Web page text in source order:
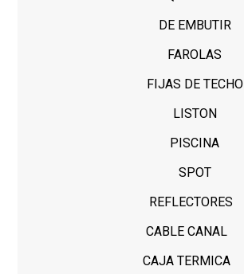
DE EMBUTIR
FAROLAS
FIJAS DE TECHO
LISTON
PISCINA
SPOT
REFLECTORES
CABLE CANAL
CAJA TERMICA